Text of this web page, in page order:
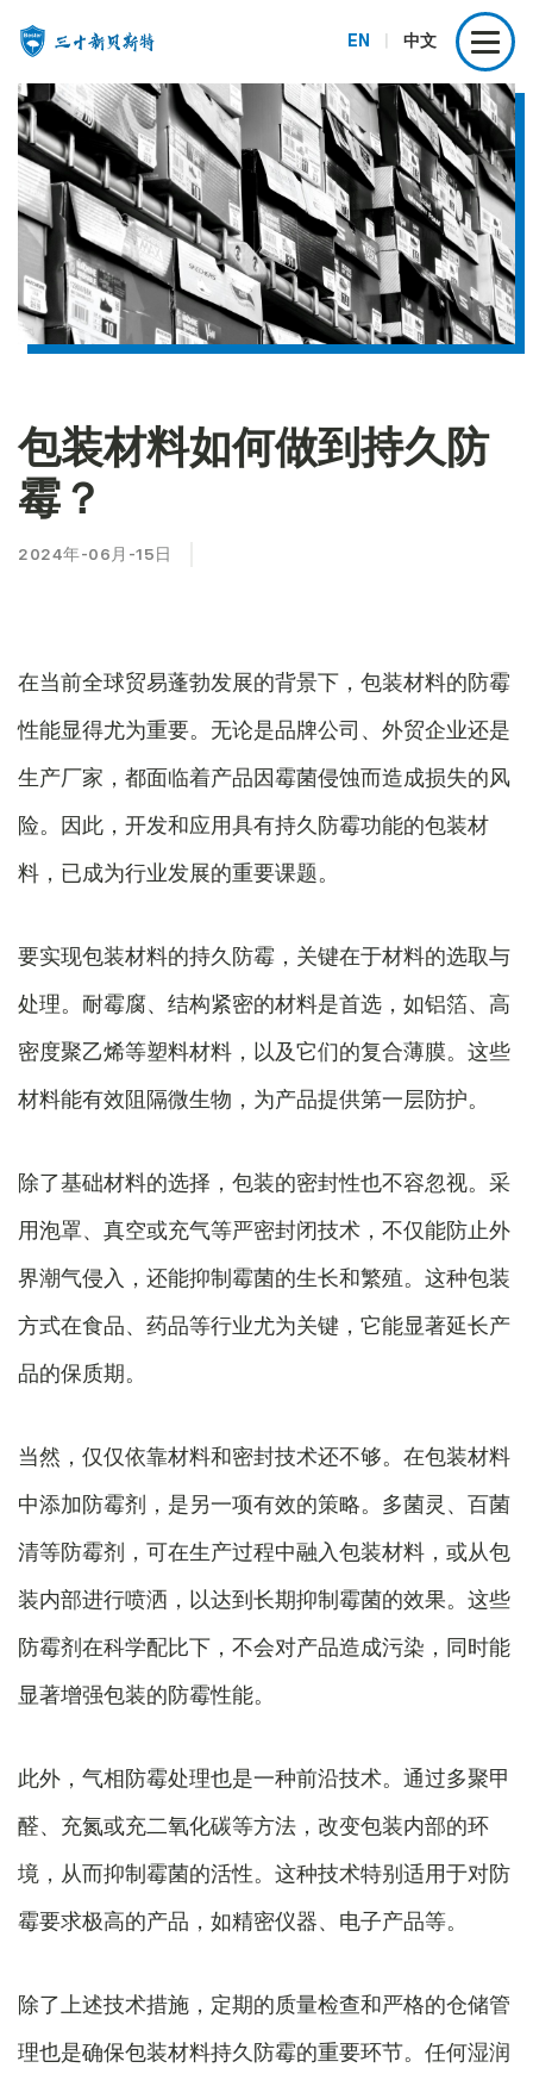
EN 中文
包装材料如何做到持久防
霉？
2024年-06月-15日
在当前全球贸易蓬勃发展的背景下，包装材料的防霉
性能显得尤为重要。无论是品牌公司、外贸企业还是
生产厂家，都面临着产品因霉菌侵蚀而造成损失的风
险。因此，开发和应用具有持久防霉功能的包装材
料，已成为行业发展的重要课题。
要实现包装材料的持久防霉，关键在于材料的选取与
处理。耐霉腐、结构紧密的材料是首选，如铝箔、高
密度聚乙烯等塑料材料，以及它们的复合薄膜。这些
材料能有效阻隔微生物，为产品提供第一层防护。
除了基础材料的选择，包装的密封性也不容忽视。采
用泡罩、真空或充气等严密封闭技术，不仅能防止外
界潮气侵入，还能抑制霉菌的生长和繁殖。这种包装
方式在食品、药品等行业尤为关键，它能显著延长产
品的保质期。
当然，仅仅依靠材料和密封技术还不够。在包装材料
中添加防霉剂，是另一项有效的策略。多菌灵、百菌
清等防霉剂，可在生产过程中融入包装材料，或从包
装内部进行喷洒，以达到长期抑制霉菌的效果。这些
防霉剂在科学配比下，不会对产品造成污染，同时能
显著增强包装的防霉性能。
此外，气相防霉处理也是一种前沿技术。通过多聚甲
醛、充氮或充二氧化碳等方法，改变包装内部的环
境，从而抑制霉菌的活性。这种技术特别适用于对防
霉要求极高的产品，如精密仪器、电子产品等。
除了上述技术措施，定期的质量检查和严格的仓储管
理也是确保包装材料持久防霉的重要环节。任何湿润